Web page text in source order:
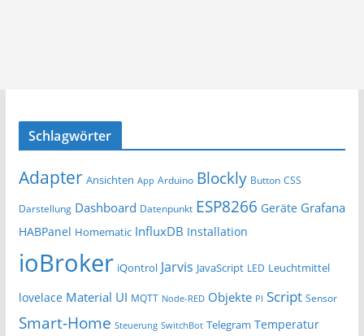
Schlagwörter
Adapter Ansichten App Arduino Blockly Button CSS
Darstellung Dashboard Datenpunkt ESP8266 Geräte Grafana
HABPanel Homematic InfluxDB Installation
ioBroker iQontrol Jarvis JavaScript LED Leuchtmittel
lovelace Material UI MQTT Node-RED Objekte PI Script Sensor
Smart-Home Steuerung SwitchBot Telegram Temperatur